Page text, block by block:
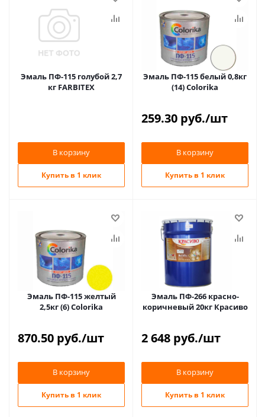
Эмаль ПФ-115 голубой 2,7
кг FARBITEX
В корзину
Купить в 1 клик
Эмаль ПФ-115 белый 0,8кг
(14) Colorika
259.30 руб./шт
В корзину
Купить в 1 клик
Эмаль ПФ-115 желтый
2,5кг (6) Colorika
870.50 руб./шт
В корзину
Купить в 1 клик
Эмаль ПФ-266 красно-
коричневый 20кг Красиво
2 648 руб./шт
В корзину
Купить в 1 клик